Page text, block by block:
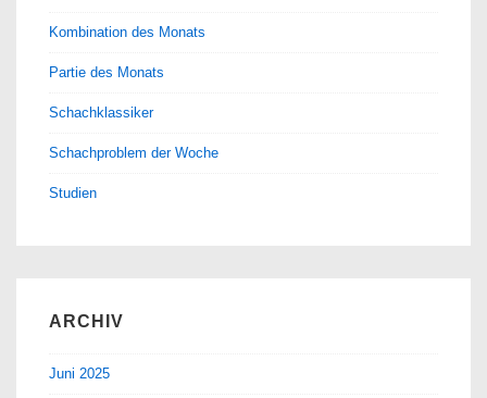
Kombination des Monats
Partie des Monats
Schachklassiker
Schachproblem der Woche
Studien
ARCHIV
Juni 2025